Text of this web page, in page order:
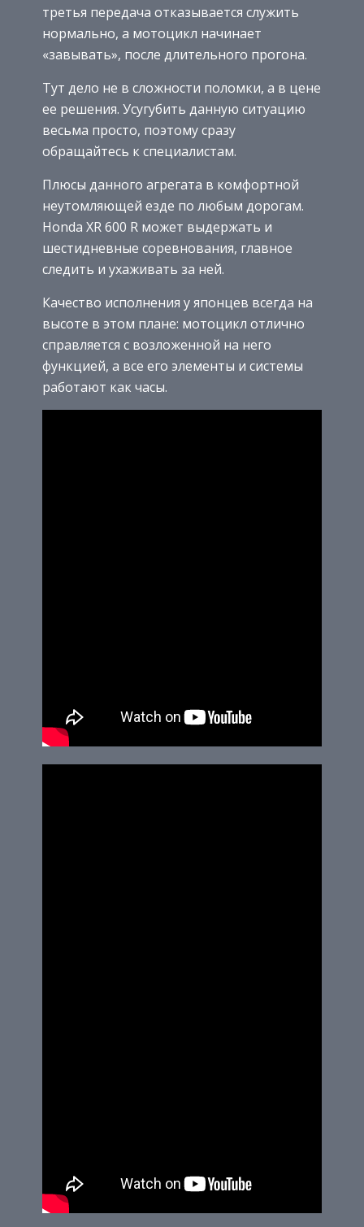
третья передача отказывается служить
нормально, а мотоцикл начинает
«завывать», после длительного прогона.
Тут дело не в сложности поломки, а в цене
ее решения. Усугубить данную ситуацию
весьма просто, поэтому сразу
обращайтесь к специалистам.
Плюсы данного агрегата в комфортной
неутомляющей езде по любым дорогам.
Honda XR 600 R может выдержать и
шестидневные соревнования, главное
следить и ухаживать за ней.
Качество исполнения у японцев всегда на
высоте в этом плане: мотоцикл отлично
справляется с возложенной на него
функцией, а все его элементы и системы
работают как часы.